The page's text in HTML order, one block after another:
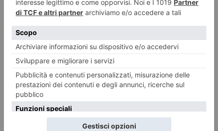
X Factor 10 con Arisa, fino alle collaborazioni come autore e
chitarrista negli ultimi due album di Clementino. Detto così sembra
tutto facile… Ma di cosa dovrei pentirmi? Questi ultimi 5 anni me li
porto tutti nel sangue per sempre.
D: A X Factor mi dicesti che Torino per te ha un’importanza
fondamentale, vorrei raccontassi ai nostri lettori in che
termini.
R: Qualche anno fa ero a Torino per la prima volta, avevo tutto
contro quel giorno. Erano le sette di mattina, mentre aspettavo il